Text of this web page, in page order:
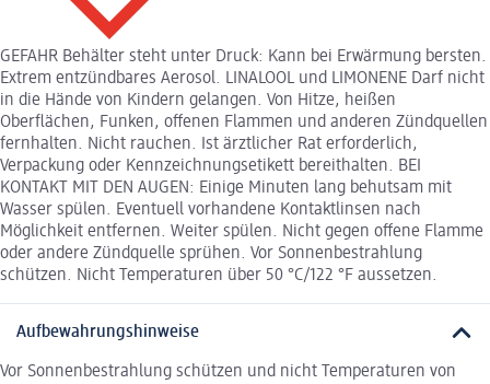
GEFAHR Behälter steht unter Druck: Kann bei Erwärmung bersten.
Extrem entzündbares Aerosol. LINALOOL und LIMONENE Darf nicht
in die Hände von Kindern gelangen. Von Hitze, heißen
Oberflächen, Funken, offenen Flammen und anderen Zündquellen
fernhalten. Nicht rauchen. Ist ärztlicher Rat erforderlich,
Verpackung oder Kennzeichnungsetikett bereithalten. BEI
KONTAKT MIT DEN AUGEN: Einige Minuten lang behutsam mit
Wasser spülen. Eventuell vorhandene Kontaktlinsen nach
Möglichkeit entfernen. Weiter spülen. Nicht gegen offene Flamme
oder andere Zündquelle sprühen. Vor Sonnenbestrahlung
schützen. Nicht Temperaturen über 50 °C/122 °F aussetzen.
Aufbewahrungshinweise
Vor Sonnenbestrahlung schützen und nicht Temperaturen von